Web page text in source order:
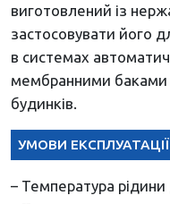
виготовлений із
застосовувати його
в системах
мембранними баками
будинків.
УМОВИ ЕКСПЛУАТАЦІЇ
– Температура рідини